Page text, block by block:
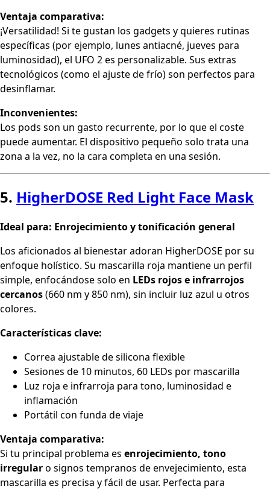
Ventaja comparativa:
¡Versatilidad! Si te gustan los gadgets y quieres rutinas
específicas (por ejemplo, lunes antiacné, jueves para
luminosidad), el UFO 2 es personalizable. Sus extras
tecnológicos (como el ajuste de frío) son perfectos para
desinflamar.
Inconvenientes:
Los pods son un gasto recurrente, por lo que el coste
puede aumentar. El dispositivo pequeño solo trata una
zona a la vez, no la cara completa en una sesión.
5. HigherDOSE Red Light Face Mask
Ideal para: Enrojecimiento y tonificación general
Los aficionados al bienestar adoran HigherDOSE por su
enfoque holístico. Su mascarilla roja mantiene un perfil
simple, enfocándose solo en LEDs rojos e infrarrojos
cercanos(660 nm y 850 nm), sin incluir luz azul u otros
colores.
Características clave:
Correa ajustable de silicona flexible
Sesiones de 10 minutos, 60 LEDs por mascarilla
Luz roja e infrarroja para tono, luminosidad e
inflamación
Portátil con funda de viaje
Ventaja comparativa:
Si tu principal problema es enrojecimiento, tono
irregularo signos tempranos de envejecimiento, esta
mascarilla es precisa y fácil de usar. Perfecta para